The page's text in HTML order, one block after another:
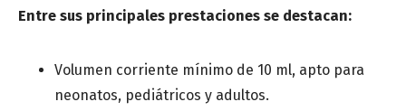
Especialidad médica
Entre sus principales prestaciones se destacan:
Volumen corriente mínimo de 10 ml, apto para
neonatos, pediátricos y adultos.